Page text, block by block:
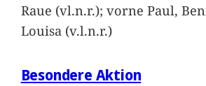
Raue (vl.n.r.); vorne Paul,
Louisa (v.l.n.r.)
Besondere Aktion